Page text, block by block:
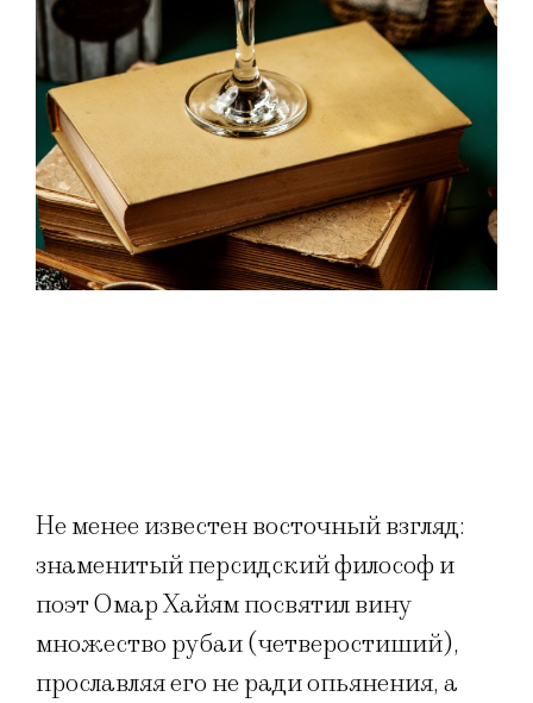
Не менее известен восточный взгляд:
знаменитый персидский философ и
поэт Омар Хайям посвятил вину
множество рубаи (четверостиший),
прославляя его не ради опьянения, а